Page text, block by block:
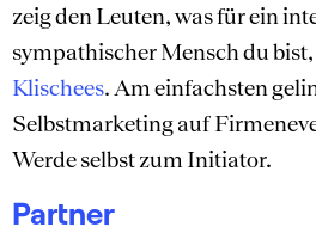
zeig den Leuten, was für ein
sympathischer Mensch du
Klischees. Am einfachsten
Selbstmarketing auf
Werde selbst zum Initiator.
Partner